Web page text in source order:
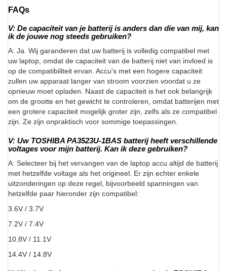
FAQs
V: De capaciteit van je batterij is anders dan die van mij, kan
ik de jouwe nog steeds gebruiken?
A: Ja. Wij garanderen dat uw batterij is volledig compatibel met
uw laptop, omdat de capaciteit van de batterij niet van invloed is
op de compatibiliteit ervan. Accu's met een hogere capaciteit
zullen uw apparaat langer van stroom voorzien voordat u ze
opnieuw moet opladen. Naast de capaciteit is het ook belangrijk
om de grootte en het gewicht te controleren, omdat batterijen met
een grotere capaciteit mogelijk groter zijn, zelfs als ze compatibel
zijn. Ze zijn onpraktisch voor sommige toepassingen.
V: Uw TOSHIBA PA3523U-1BAS batterij heeft verschillende
voltages voor mijn batterij. Kan ik deze gebruiken?
A: Selecteer bij het vervangen van de laptop accu altijd de batterij
met hetzelfde voltage als het origineel. Er zijn echter enkele
uitzonderingen op deze regel, bijvoorbeeld spanningen van
hetzelfde paar hieronder zijn compatibel:
3.6V / 3.7V
7.2V / 7.4V
10.8V / 11.1V
14.4V / 14.8V